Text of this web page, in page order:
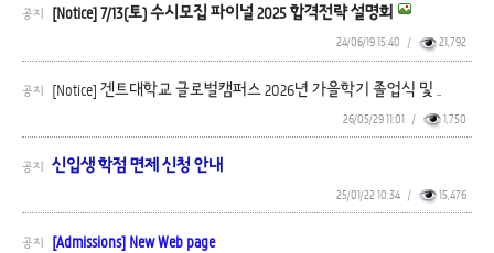
공지 [Notice] 7/13(토) 수시모집 파이널 2025 합격전략 설명회
24/06/19 15:40 / 21,792
공지 [Notice] 겐트대학교 글로벌캠퍼스 2026년 가을학기 졸업식 및 ..
26/05/29 11:01 / 1,750
공지 신입생 학점 면제 신청 안내
25/01/22 10:34 / 15,476
공지 [Admissions] New Web page